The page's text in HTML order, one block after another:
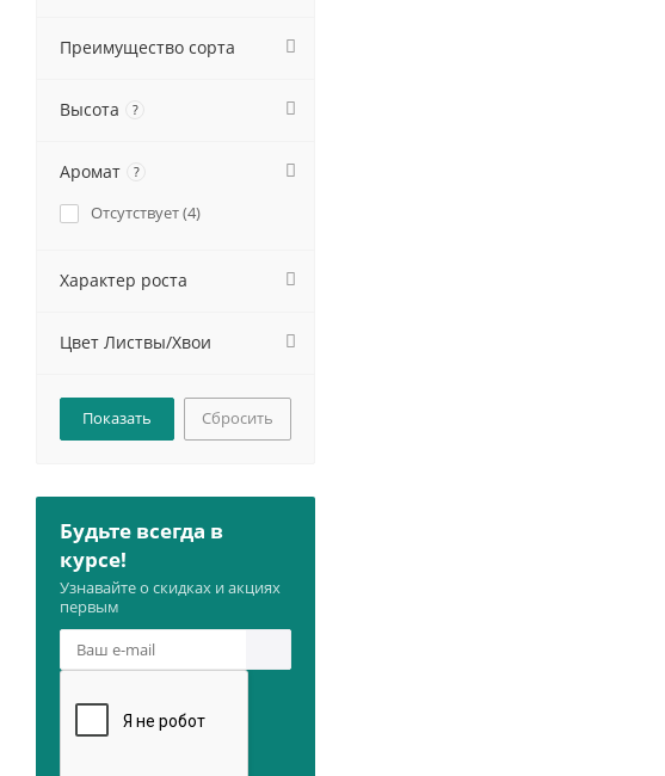
Преимущество сорта
Высота ?
Аромат ?
Отсутствует (4)
Характер роста
Цвет Листвы/Хвои
Сбросить
Будьте всегда в
курсе!
Узнавайте о скидках и акциях
первым